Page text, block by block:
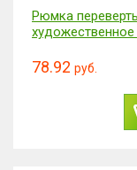
Рюмка
художественное
78.92 руб.